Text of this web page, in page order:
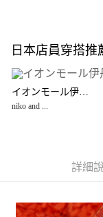
全盈+PAY
大哥付你分期
【大哥付你分期使用說
1.本服務由台灣大哥大
3.實際核准額度、可分
4.訂單成立30分鐘內，
【繳款方式說明】
AFTEE先享後付
３．安心：先確認商品
每筆NT$80，滿
日本店員穿搭推
イオンモール伊丹昆陽
niko and ...
詳細